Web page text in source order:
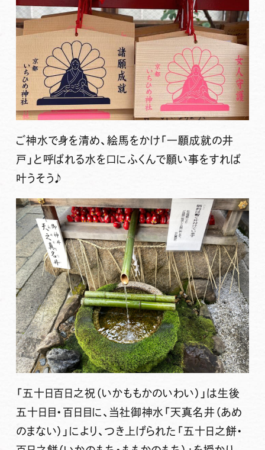
ご神水で身を清め、絵馬をかけ「一願成就の井
戸 」と呼ばれる水を口にふくんで願い事をすれば
叶うそう♪
「五十日百日之祝（いかももかのいわい）」は生後
五十日目・百日目に、当社御神水「天真名井（あめ
のまない）」により、つき上げられた「五十日之餅・